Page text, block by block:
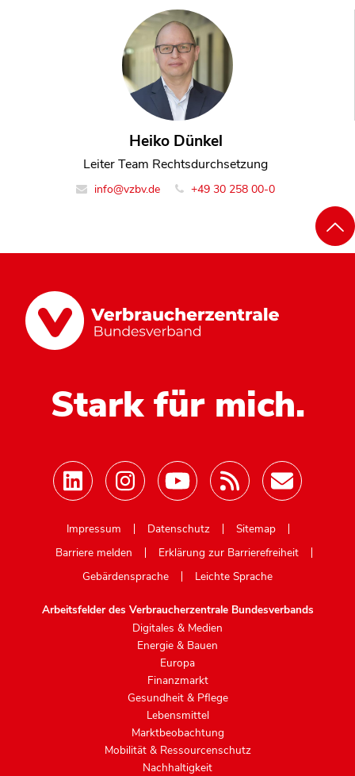
Heiko Dünkel
Leiter Team Rechtsdurchsetzung
info@vzbv.de +49 30 258 00-0
Stark für mich.
Impressum
Datenschutz
Sitemap
Barriere melden
Erklärung zur Barrierefreiheit
Gebärdensprache
Leichte Sprache
Arbeitsfelder des Verbraucherzentrale Bundesverbands
Digitales & Medien
Energie & Bauen
Europa
Finanzmarkt
Gesundheit & Pflege
Lebensmittel
Marktbeobachtung
Mobilität & Ressourcenschutz
Nachhaltigkeit